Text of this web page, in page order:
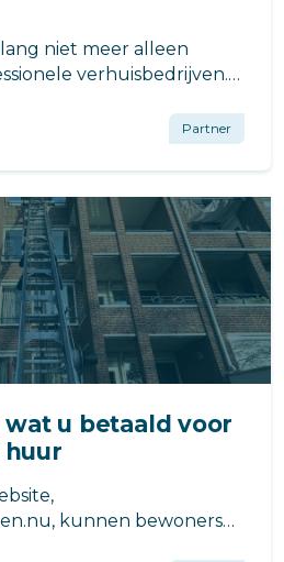
niet meer alleen
verhuisbedrijven.
tijd, voorkomt stress en
of levering een stuk
Partner
u betaald voor
kunnen bewoners